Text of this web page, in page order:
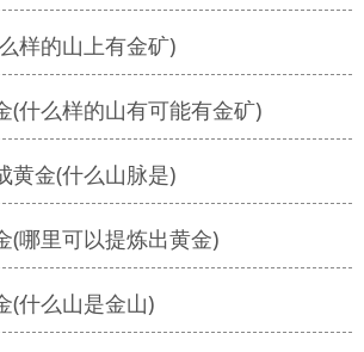
样的山上有金矿)
(什么样的山有可能有金矿)
黄金(什么山脉是)
(哪里可以提炼出黄金)
(什么山是金山)